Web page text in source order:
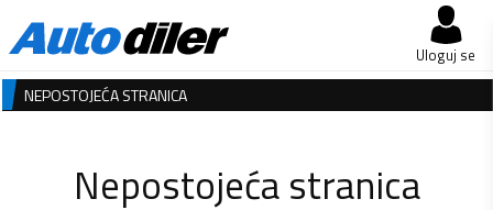
Uloguj se
NEPOSTOJEĆA STRANICA
Nepostojeća stranica